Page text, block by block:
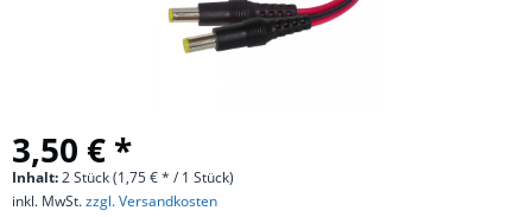
3,50 € *
Inhalt:2 Stück (1,75 € * / 1 Stück)
inkl. MwSt.zzgl. Versandkosten